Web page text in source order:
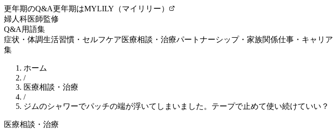
更年期のQ&A更年期はMYLILY（マイリリー）
婦人科医師監修
Q&A 用語集
症状・体調生活習慣・セルフケア医療相談・治療パートナーシップ・家族関係仕事・キャリア
集
ホーム
/
医療相談・治療
/
ジムのシャワーでパッチの端が浮いてしまいました。テープで止めて使い続けていい？
医療相談・治療